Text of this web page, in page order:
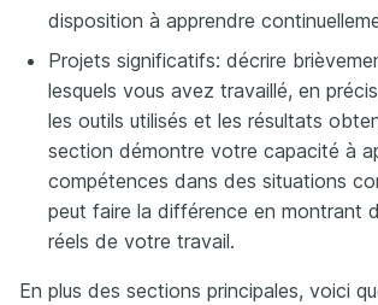
disposition à apprendre
Projets significatifs: décrire
lesquels vous avez travaillé, en
les outils utilisés et les résultats
section démontre votre capacité à
compétences dans des situations
peut faire la différence en montrant
réels de votre travail.
En plus des sections principales, voici